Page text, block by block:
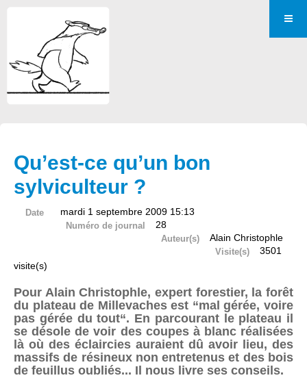
Qu’est-ce qu’un bon
sylviculteur ?
Date mardi 1 septembre 2009 15:13
Numéro de journal 28
Auteur(s) Alain Christophle
Visite(s)
3501
visite(s)
Pour Alain Christophle, expert forestier, la forêt
du plateau de Millevaches est “mal gérée, voire
pas gérée du tout“. En parcourant le plateau il
se désole de voir des coupes à blanc réalisées
là où des éclaircies auraient dû avoir lieu, des
massifs de résineux non entretenus et des bois
de feuillus oubliés... Il nous livre ses conseils.